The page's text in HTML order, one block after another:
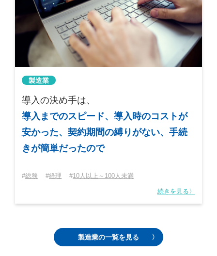
製造業
導入の決め手は、
導入までのスピード、導入時のコストが
安かった、契約期間の縛りがない、手続
きが簡単だったので
総務 経理 10人以上～100人未満
続きを見る〉
製造業の一覧を見る